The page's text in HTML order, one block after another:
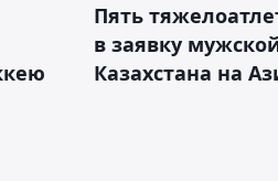
Пять
в заявку
Казахстана на